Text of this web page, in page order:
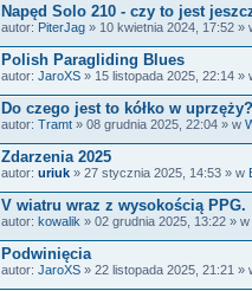
Napęd Solo 210 - czy to jest
autor: PiterJag » 10 kwietnia 2024, 17:52 »
Polish Paragliding Blues
autor: JaroXS » 15 listopada 2025, 22:14 »
Do czego jest to kółko w uprzęży?
autor: Tramt » 08 grudnia 2025, 22:04 » w
Zdarzenia 2025
autor: uriuk » 27 stycznia 2025, 14:53 » w
V wiatru wraz z wysokością PPG.
autor: kowalik » 02 grudnia 2025, 13:22 » w
Podwinięcia
autor: JaroXS » 22 listopada 2025, 21:21 »